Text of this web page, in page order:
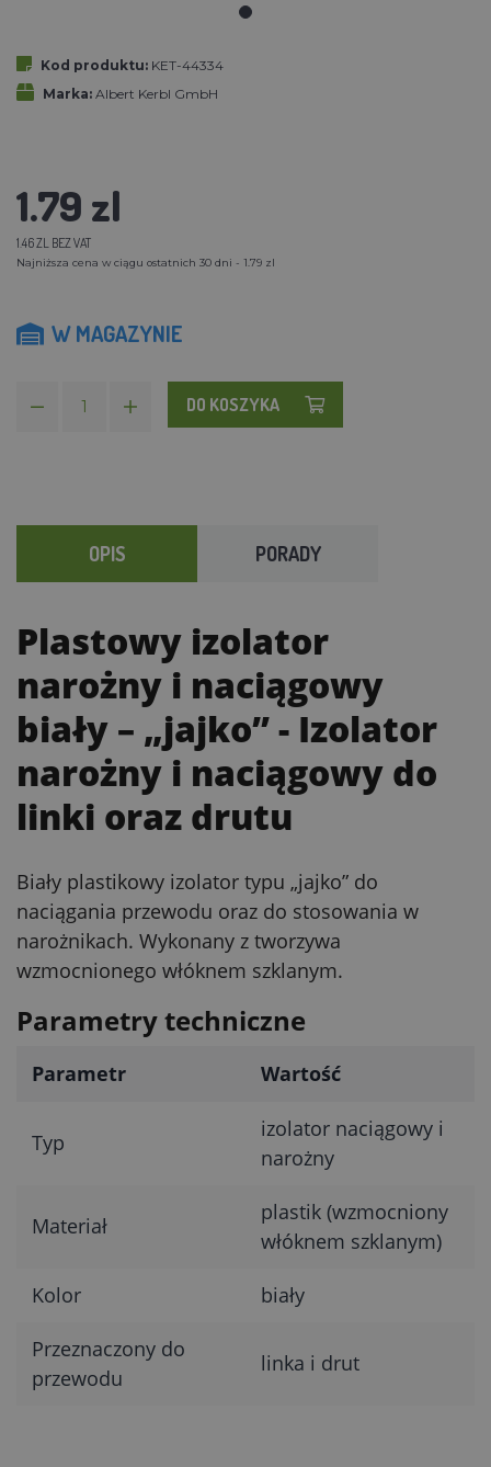
Kod produktu: KET-44334
Marka: Albert Kerbl GmbH
1.79 zl
1.46 ZL BEZ VAT
Najniższa cena w ciągu ostatnich 30 dni - 1.79 zl
W MAGAZYNIE
DO KOSZYKA
OPIS PORADY
Plastowy izolator
narożny i naciągowy
biały – „jajko”- Izolator
narożny i naciągowy do
linki oraz drutu
Biały plastikowy izolator typu „jajko” do
naciągania przewodu oraz do stosowania w
narożnikach. Wykonany z tworzywa
wzmocnionego włóknem szklanym.
Parametry techniczne
Parametr Wartość
Typ
izolator naciągowy i
narożny
Materiał
plastik (wzmocniony
włóknem szklanym)
Kolor biały
Przeznaczony do
przewodu
linka i drut